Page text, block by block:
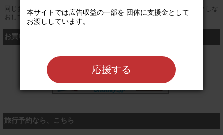
同じお買い物やお申し込みを複数回行う場合は、そのたびにクリックしな
おしてください
お買い物するなら、こちら
シャディ
旅行予約なら、こちら
本サイトでは広告収益の一部を 団体に支援金として
お渡ししています。
応援する